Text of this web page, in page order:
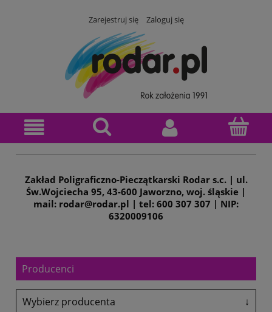
Zarejestruj się Zaloguj się
Zakład Poligraficzno-Pieczątkarski Rodar s.c. | ul.
Św.Wojciecha 95, 43-600 Jaworzno, woj. śląskie |
mail: rodar@rodar.pl | tel: 600 307 307 | NIP:
6320009106
Producenci
Wybierz producenta ↓